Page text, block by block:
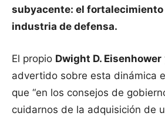
subyacente: el fortalecimiento
industria de defensa.
El propio Dwight D. Eisenhower
advertido sobre esta dinámica
que “en los consejos de
cuidarnos de la adquisición de